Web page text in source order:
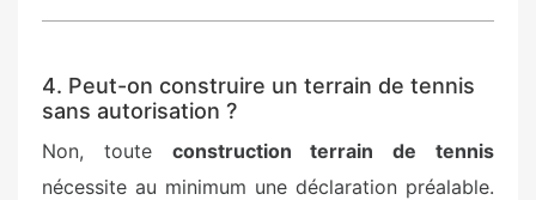
4. Peut-on construire un terrain de tennis
sans autorisation ?
Non, toute construction terrain de tennis
nécessite au minimum une déclaration préalable.